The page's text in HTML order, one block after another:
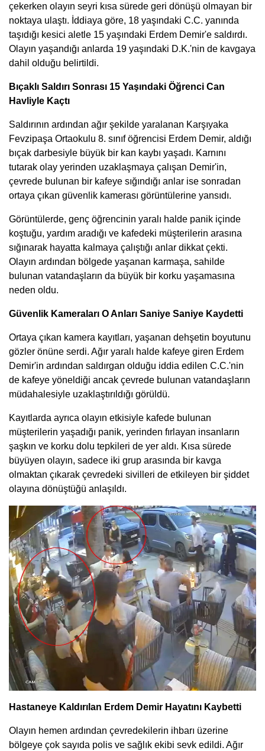
çekerken olayın seyri kısa sürede geri dönüşü olmayan bir
noktaya ulaştı. İddiaya göre, 18 yaşındaki C.C. yanında
taşıdığı kesici aletle 15 yaşındaki Erdem Demir'e saldırdı.
Olayın yaşandığı anlarda 19 yaşındaki D.K.'nin de kavgaya
dahil olduğu belirtildi.
Bıçaklı Saldırı Sonrası 15 Yaşındaki Öğrenci Can
Havliyle Kaçtı
Saldırının ardından ağır şekilde yaralanan Karşıyaka
Fevzipaşa Ortaokulu 8. sınıf öğrencisi Erdem Demir, aldığı
bıçak darbesiyle büyük bir kan kaybı yaşadı. Karnını
tutarak olay yerinden uzaklaşmaya çalışan Demir'in,
çevrede bulunan bir kafeye sığındığı anlar ise sonradan
ortaya çıkan güvenlik kamerası görüntülerine yansıdı.
Görüntülerde, genç öğrencinin yaralı halde panik içinde
koştuğu, yardım aradığı ve kafedeki müşterilerin arasına
sığınarak hayatta kalmaya çalıştığı anlar dikkat çekti.
Olayın ardından bölgede yaşanan karmaşa, sahilde
bulunan vatandaşların da büyük bir korku yaşamasına
neden oldu.
Güvenlik Kameraları O Anları Saniye Saniye Kaydetti
Ortaya çıkan kamera kayıtları, yaşanan dehşetin boyutunu
gözler önüne serdi. Ağır yaralı halde kafeye giren Erdem
Demir'in ardından saldırgan olduğu iddia edilen C.C.'nin
de kafeye yöneldiği ancak çevrede bulunan vatandaşların
müdahalesiyle uzaklaştırıldığı görüldü.
Kayıtlarda ayrıca olayın etkisiyle kafede bulunan
müşterilerin yaşadığı panik, yerinden fırlayan insanların
şaşkın ve korku dolu tepkileri de yer aldı. Kısa sürede
büyüyen olayın, sadece iki grup arasında bir kavga
olmaktan çıkarak çevredeki sivilleri de etkileyen bir şiddet
olayına dönüştüğü anlaşıldı.
Hastaneye Kaldırılan Erdem Demir Hayatını Kaybetti
Olayın hemen ardından çevredekilerin ihbarı üzerine
bölgeye çok sayıda polis ve sağlık ekibi sevk edildi. Ağır